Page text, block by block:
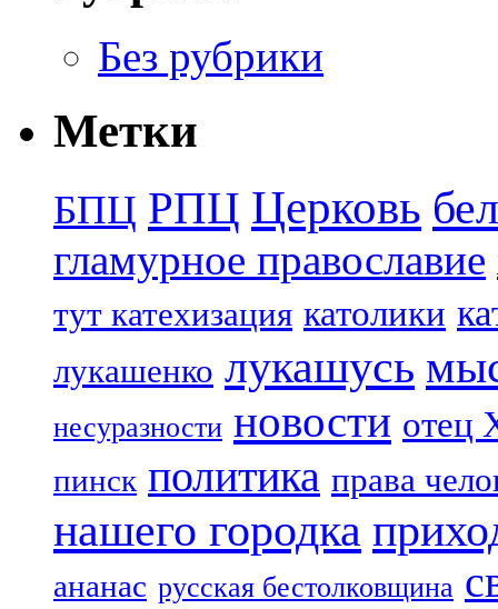
Без рубрики
Метки
БПЦ РПЦ Церковь
гламурное православие
тут катехизация католики
лукашенко лукашусь
несуразности новости отец
пинск политика права
нашего городка
ананас русская бестолковщина